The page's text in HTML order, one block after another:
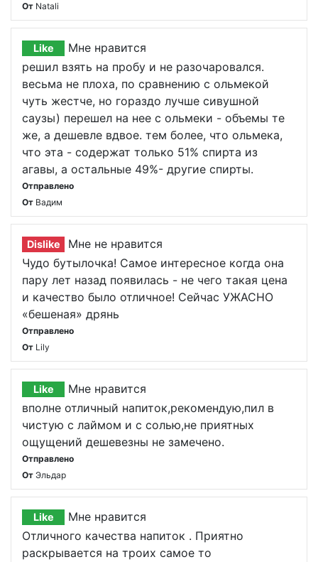
От Natali
Like
Мне нравится
решил взять на пробу и не разочаровался.
весьма не плоха, по сравнению с ольмекой
чуть жестче, но гораздо лучше сивушной
саузы) перешел на нее с ольмеки - объемы те
же, а дешевле вдвое. тем более, что ольмека,
что эта - содержат только 51% спирта из
агавы, а остальные 49%- другие спирты.
Отправлено
От Вадим
Dislike
Мне не нравится
Чудо бутылочка! Самое интересное когда она
пару лет назад появилась - не чего такая цена
и качество было отличное! Сейчас УЖАСНО
«бешеная» дрянь
Отправлено
От Lily
Like
Мне нравится
вполне отличный напиток,рекомендую,пил в
чистую с лаймом и с солью,не приятных
ощущений дешевезны не замечено.
Отправлено
От Эльдар
Like
Мне нравится
Отличного качества напиток . Приятно
раскрывается на троих самое то